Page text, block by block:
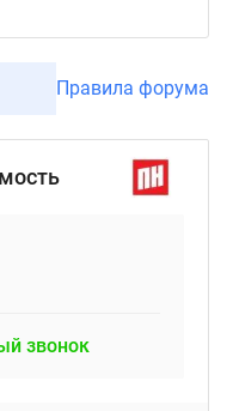
Правила форума
звонок